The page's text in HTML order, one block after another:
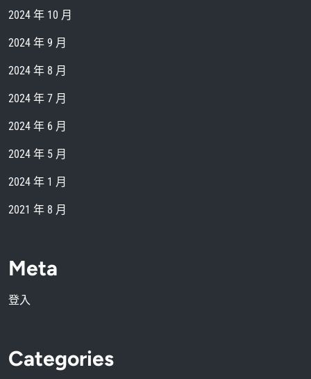
2024 年 10 月
2024 年 9 月
2024 年 8 月
2024 年 7 月
2024 年 6 月
2024 年 5 月
2024 年 1 月
2021 年 8 月
Meta
登入
Categories